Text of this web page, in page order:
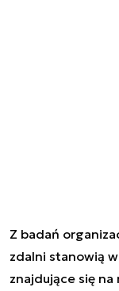
Z badań
zdalni stanowią
znajdujące się na